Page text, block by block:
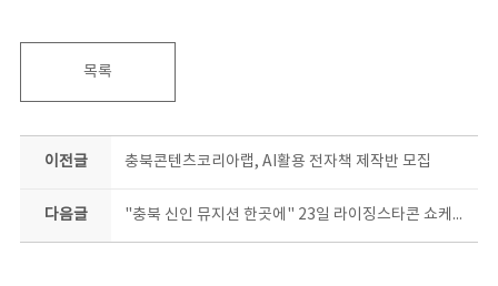
목록
이전글 충북콘텐츠코리아랩, AI활용 전자책 제작반 모집
다음글 "충북 신인 뮤지션 한곳에" 23일 라이징스타콘 쇼케이스